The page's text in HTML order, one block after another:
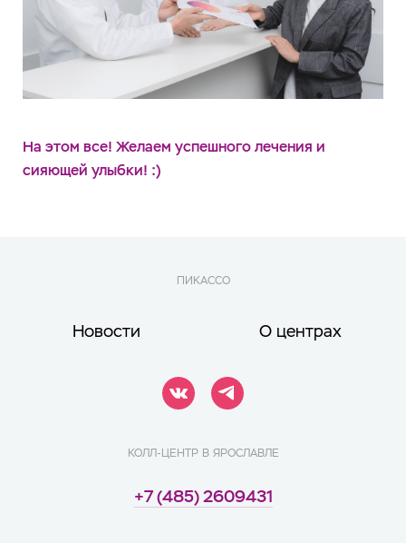
На этом все! Желаем успешного лечения и
сияющей улыбки! :)
ПИКАССО
Новости О центрах
КОЛЛ-ЦЕНТР В ЯРОСЛАВЛЕ
+7 (485) 2609431